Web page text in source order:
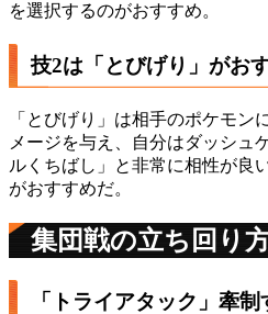
を選択するのがおすすめ。
技2は「とびげり」がお
「とびげり」は相手のポケモン
メージを与え、自分はダッシュ
ルくちばし」と非常に相性が良
がおすすめだ。
集団戦の立ち回り
「トライアタック」牽制